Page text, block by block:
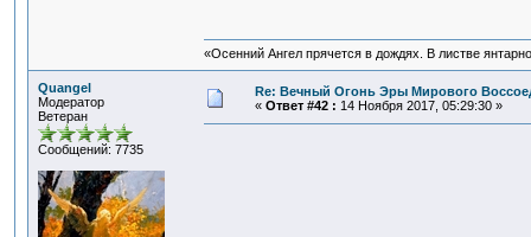
«Осенний Ангел прячется в дождях. В листве
Quangel
Модератор
Ветеран
Сообщений: 7735
Re: Вечный Огонь Эры Мирового
« Ответ #42 : 14 Ноября 2017, 05:29:30 »